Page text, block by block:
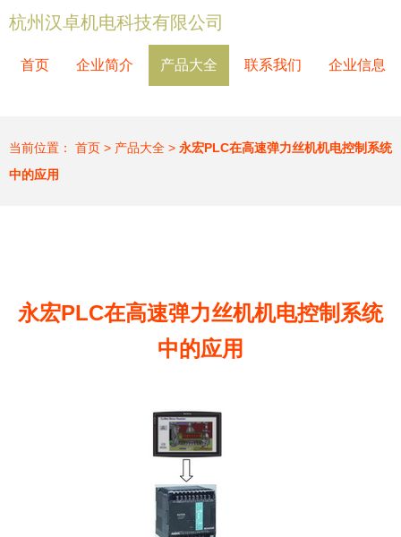
杭州汉卓机电科技有限公司
首页 企业简介 产品大全 联系我们 企业信息
当前位置： 首页 > 产品大全 > 永宏PLC在高速弹力丝机机电控制系统
中的应用
永宏PLC在高速弹力丝机机电控制系统
中的应用